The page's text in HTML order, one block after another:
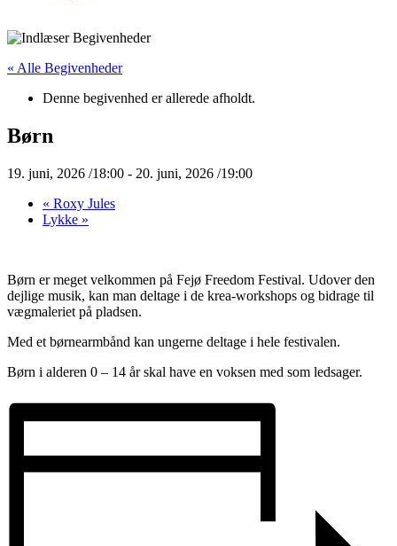
« Alle Begivenheder
Denne begivenhed er allerede afholdt.
Børn
19. juni, 2026 /18:00 - 20. juni, 2026 /19:00
« Roxy Jules
Lykke »
Børn er meget velkommen på Fejø Freedom Festival. Udover den
dejlige musik, kan man deltage i de krea-workshops og bidrage til
vægmaleriet på pladsen.
Med et børnearmbånd kan ungerne deltage i hele festivalen.
Børn i alderen 0 – 14 år skal have en voksen med som ledsager.